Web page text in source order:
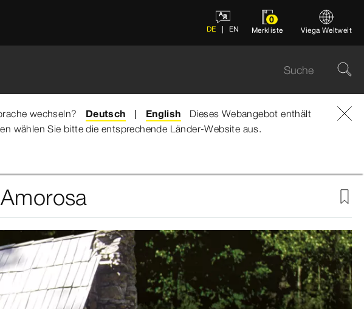
DE EN
0
Merkliste Viega Weltweit
wechseln? Deutsch English
Dieses Webangebot enthält
wählen Sie bitte die entsprechende Länder-Website aus.